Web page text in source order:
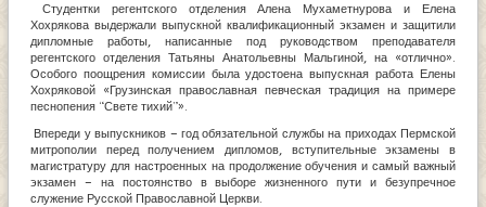
Студентки регентского отделения Алена Мухаметнурова и Елена
Хохрякова выдержали выпускной квалификационный экзамен и защитили
дипломные работы, написанные под руководством преподавателя
регентского отделения Татьяны Анатольевны Мальгиной, на «отлично».
Особого поощрения комиссии была удостоена выпускная работа Елены
Хохряковой «Грузинская православная певческая традиция на примере
песнопения “Свете тихий”».
Впереди у выпускников – год обязательной службы на приходах Пермской
митрополии перед получением дипломов, вступительные экзамены в
магистратуру для настроенных на продолжение обучения и самый важный
экзамен – на постоянство в выборе жизненного пути и безупречное
служение Русской Православной Церкви.